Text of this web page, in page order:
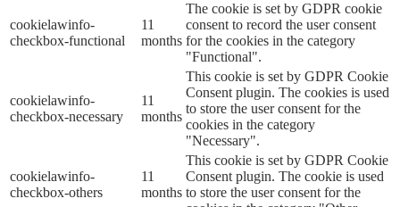
cookielawinfo-
checkbox-functional
11
months
The cookie is set by GDPR cookie
consent to record the user consent
for the cookies in the category
"Functional".
cookielawinfo-
checkbox-necessary
11
months
This cookie is set by GDPR Cookie
Consent plugin. The cookies is used
to store the user consent for the
cookies in the category
"Necessary".
cookielawinfo-
checkbox-others
11
months
This cookie is set by GDPR Cookie
Consent plugin. The cookie is used
to store the user consent for the